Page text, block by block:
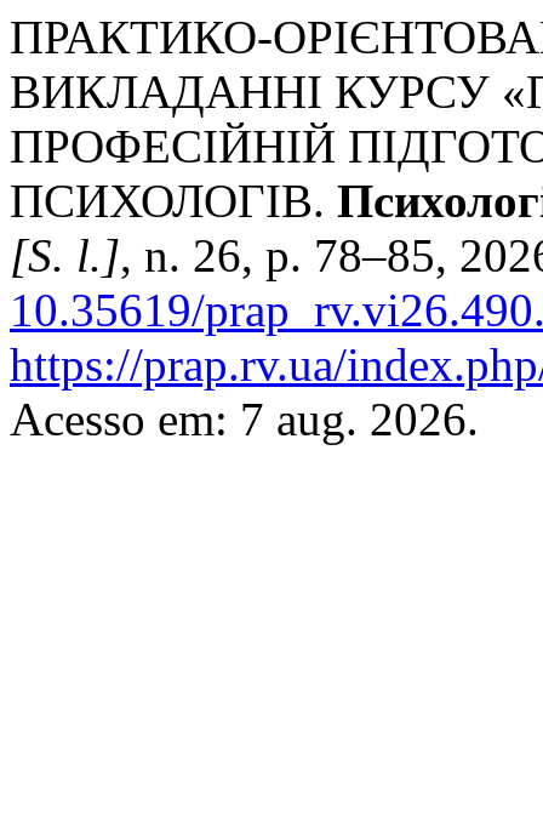
ПРАКТИКО-
ВИКЛАДАННІ КУРСУ
ПРОФЕСІЙНІЙ
ПСИХОЛОГІВ.
[S. l.], n. 26, p. 78–85,
10.35619/
https://prap.rv.ua/
Acesso em: 7 aug. 2026.